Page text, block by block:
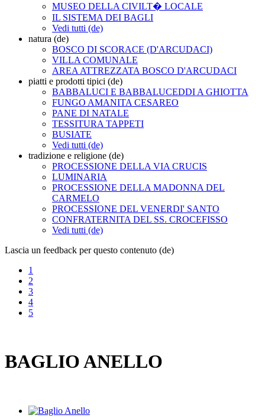
MUSEO DELLA CIVILT� LOCALE
IL SISTEMA DEI BAGLI
Vedi tutti (de)
natura (de)
BOSCO DI SCORACE (D'ARCUDACI)
VILLA COMUNALE
AREA ATTREZZATA BOSCO D'ARCUDACI
piatti e prodotti tipici (de)
BABBALUCI E BABBALUCEDDI A GHIOTTA
FUNGO AMANITA CESAREO
PANE DI NATALE
TESSITURA TAPPETI
BUSIATE
Vedi tutti (de)
tradizione e religione (de)
PROCESSIONE DELLA VIA CRUCIS
LUMINARIA
PROCESSIONE DELLA MADONNA DEL
CARMELO
PROCESSIONE DEL VENERDI' SANTO
CONFRATERNITA DEL SS. CROCEFISSO
Vedi tutti (de)
Lascia un feedback per questo contenuto (de)
1
2
3
4
5
BAGLIO ANELLO